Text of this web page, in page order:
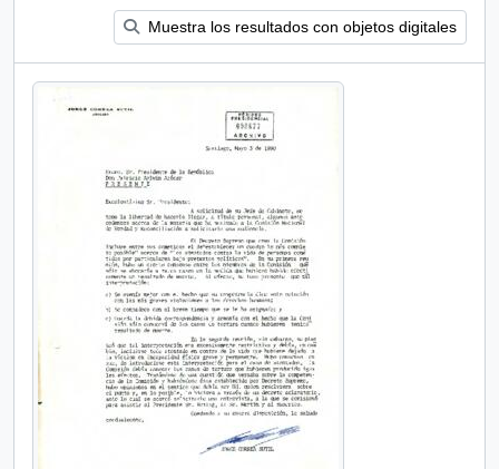
Muestra los resultados con objetos digitales